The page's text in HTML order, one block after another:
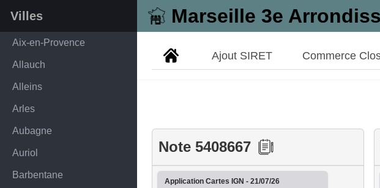
Marseille 3e
Villes
Aix-en-Provence
Allauch
Alleins
Arles
Aubagne
Auriol
Barbentane
Ajout SIRET Commerce
Note 5408667
Application Cartes IGN - 21/07/26